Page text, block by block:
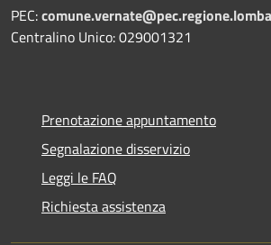
PEC:
Centralino Unico: 029001321
Prenotazione appuntamento
Segnalazione disservizio
Leggi le FAQ
Richiesta assistenza